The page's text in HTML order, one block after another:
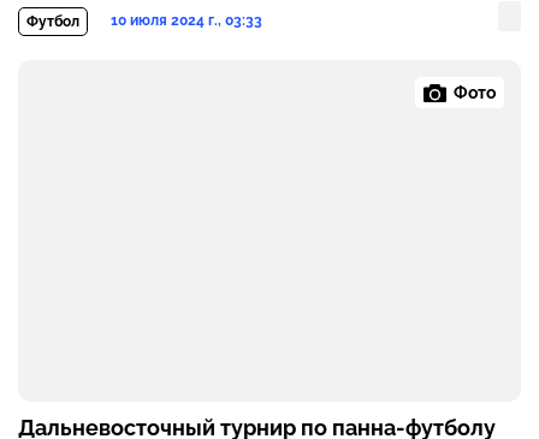
Футбол 10 июля 2024 г., 03:33
Фото
Дальневосточный турнир по панна-футболу